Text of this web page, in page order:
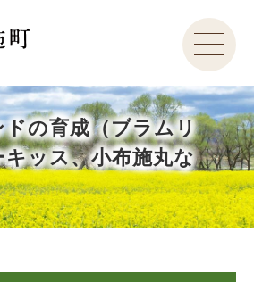
の育成（ブラムリ
ッス、小布施丸な